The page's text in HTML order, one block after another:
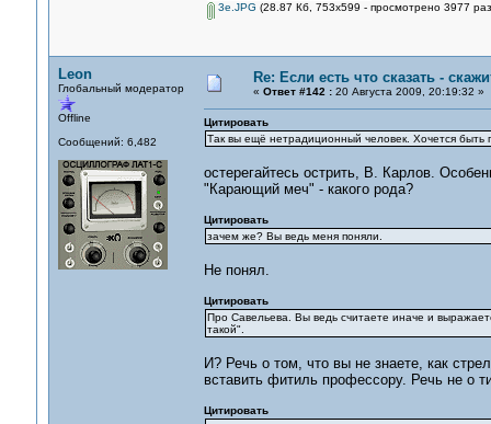
3e.JPG (28.87 Кб, 753x599 - просмотрено 3977
Leon
Глобальный модератор
Offline
Сообщений: 6,482
Re: Если есть что сказать -
« Ответ #142 :20 Августа 2009, 20:19:32 »
Цитировать
Так вы ещё нетрадиционный человек. Хочется
остерегайтесь острить, В. Карлов.
"Карающий меч" - какого рода?
Цитировать
зачем же? Вы ведь меня поняли.
Не понял.
Цитировать
Про Савельева. Вы ведь считаете иначе и
такой".
И? Речь о том, что вы не знаете, как
вставить фитиль профессору. Речь не о
Цитировать